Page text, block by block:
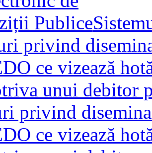
privind
ce vizează